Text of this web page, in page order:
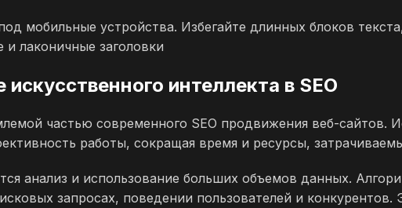
мобильные устройства. Избегайте длинных блоков
и лаконичные заголовки
интеллекта в SEO
частью современного SEO продвижения веб-сайтов.
работы, сокращая время и ресурсы,
анализ и использование больших объемов данных.
запросах, поведении пользователей и конкурентов.